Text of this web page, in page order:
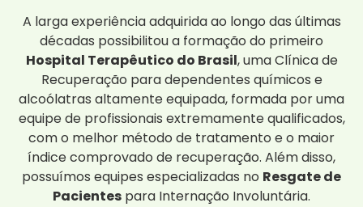
A larga experiência adquirida ao longo das últimas
décadas possibilitou a formação do primeiro
Hospital Terapêutico do Brasil, uma Clínica de
Recuperação para dependentes químicos e
alcoólatras altamente equipada, formada por uma
equipe de profissionais extremamente qualificados,
com o melhor método de tratamento e o maior
índice comprovado de recuperação. Além disso,
possuímos equipes especializadas no Resgate de
Pacientes para Internação Involuntária.